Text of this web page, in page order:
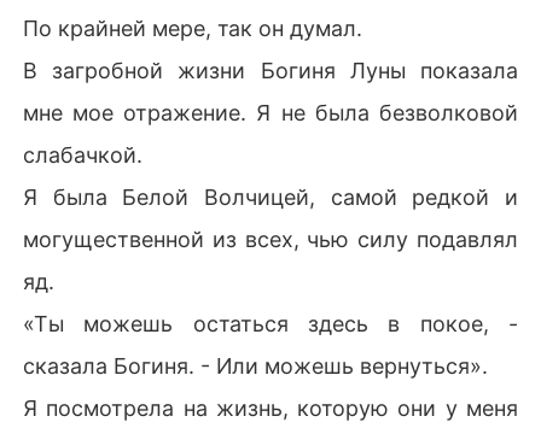
По крайней мере, так он думал.
В загробной жизни Богиня Луны показала
мне мое отражение. Я не была безволковой
слабачкой.
Я была Белой Волчицей, самой редкой и
могущественной из всех, чью силу подавлял
яд.
«Ты можешь остаться здесь в покое, -
сказала Богиня. - Или можешь вернуться».
Я посмотрела на жизнь, которую они у меня